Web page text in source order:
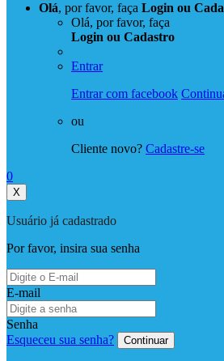
Olá, por favor, faça Login ou
Olá, por favor, faça
Login ou Cadastro
Entrar
Entrar com facebook
ou
Cliente novo? Cadastre-se
0
X
Usuário já cadastrado
Por favor, insira sua senha
E-mail
Senha
Esqueceu sua senha?
Continuar